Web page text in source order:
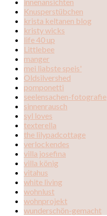
innenansichten
Knusperstübchen
krista keltanen blog
kristy wicks
life 40 up
Littlebee
manger
mei liabste speis'
Oldsilvershed
pomponetti
seelensachen-fotografie
sinnenrausch
syl loves
texterella
the lilypadcottage
verlockendes
villa josefina
villa könig
vitahus
white living
wohnlust
wohnprojekt
wunderschön-gemacht